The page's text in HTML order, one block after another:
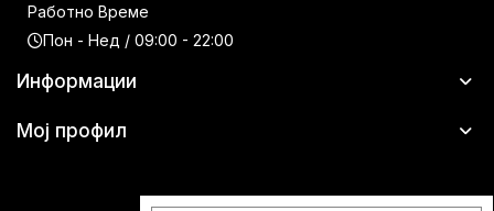
Работно Време
Пон - Нед / 09:00 - 22:00
Информации
Мој профил